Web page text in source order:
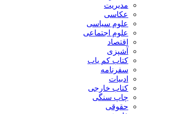
مدیریت
عکاسی
علوم سیاسی
علوم اجتماعی
اقتصاد
آشپزی
کتاب کم یاب
سفرنامه
ادبیات
کتاب خارجی
چاپ سنگی
حقوقی